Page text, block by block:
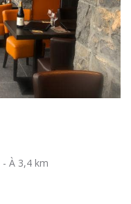
- À 3,4 km